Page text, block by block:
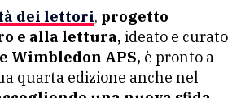
dei lettori, progetto
e alla lettura, ideato e curato
Wimbledon APS, è pronto a
quarta edizione anche nel